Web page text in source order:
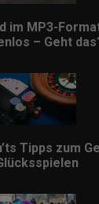
im MP3-
– Geht
Tipps zum